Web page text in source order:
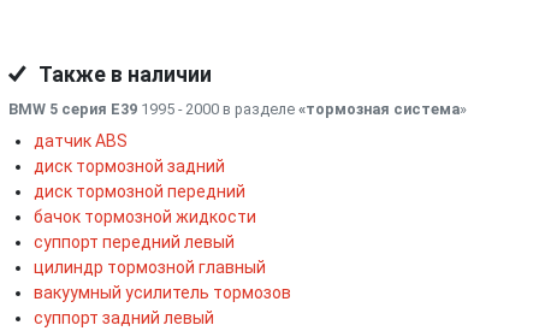
Также в наличии
BMW 5 серия E39 1995 - 2000 в разделе «тормозная система»
датчик ABS
диск тормозной задний
диск тормозной передний
бачок тормозной жидкости
суппорт передний левый
цилиндр тормозной главный
вакуумный усилитель тормозов
суппорт задний левый